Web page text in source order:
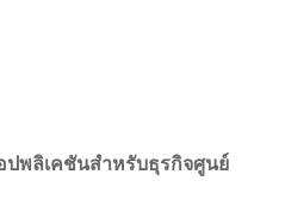
อปพลิเคชันสำหรับธุรกิจศูนย์